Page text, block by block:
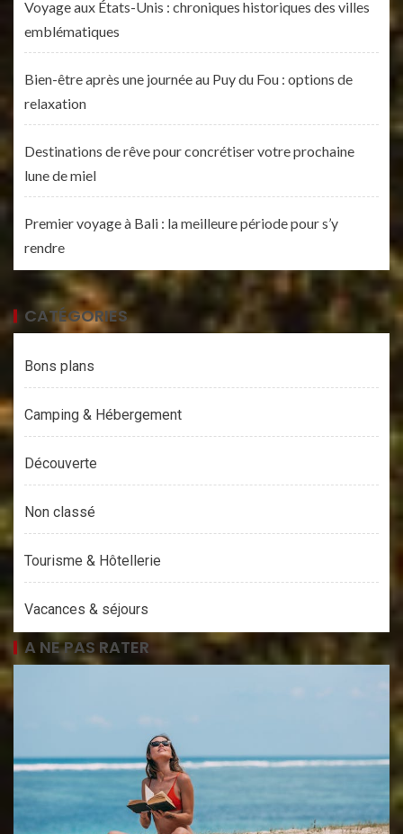
Voyage aux États-Unis : chroniques historiques des villes
emblématiques
Bien-être après une journée au Puy du Fou : options de
relaxation
Destinations de rêve pour concrétiser votre prochaine
lune de miel
Premier voyage à Bali : la meilleure période pour s’y
rendre
CATÉGORIES
Bons plans
Camping & Hébergement
Découverte
Non classé
Tourisme & Hôtellerie
Vacances & séjours
A NE PAS RATER